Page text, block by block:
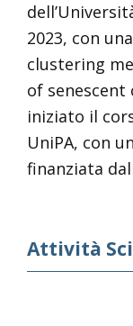
2023, con
clustering
of senescent
iniziato il
UniPA, con
finanziata
Attività